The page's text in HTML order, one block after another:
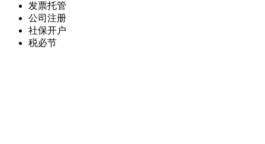
发票托管
公司注册
社保开户
税必节